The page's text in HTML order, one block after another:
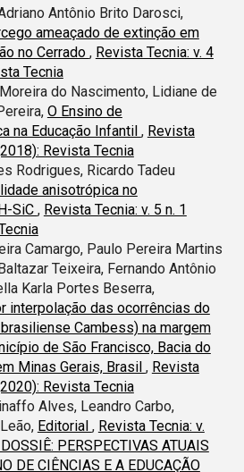
Antônio Brito Darosci,
ameaçado de extinção em
no Cerrado , Revista Tecnia: v. 4
Tecnia
do Nascimento, Lidiane de
O Ensino de
na Educação Infantil , Revista
Revista Tecnia
Rodrigues, Ricardo Tadeu
anisotrópica no
SiC , Revista Tecnia: v. 5 n. 1
Camargo, Paulo Pereira Martins
Teixeira, Fernando Antônio
Karla Portes Beserra,
interpolação das ocorrências do
Cambess) na margem
de São Francisco, Bacia do
Minas Gerais, Brasil , Revista
Revista Tecnia
Alves, Leandro Carbo,
Editorial , Revista Tecnia: v.
PERSPECTIVAS ATUAIS
DE CIÊNCIAS E A EDUCAÇÃO